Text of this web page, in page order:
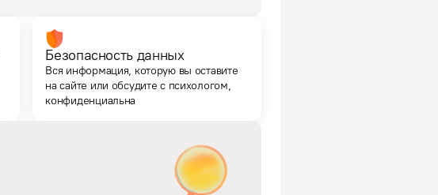
Безопасность данных
Вся информация, которую вы оставите
на сайте или обсудите с психологом,
конфиденциальна